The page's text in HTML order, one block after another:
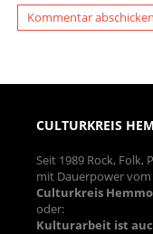
CULTURKREIS
Seit 1989 Rock,
mit Dauerpower vom
Culturkreis
oder:
Kulturarbeit ist